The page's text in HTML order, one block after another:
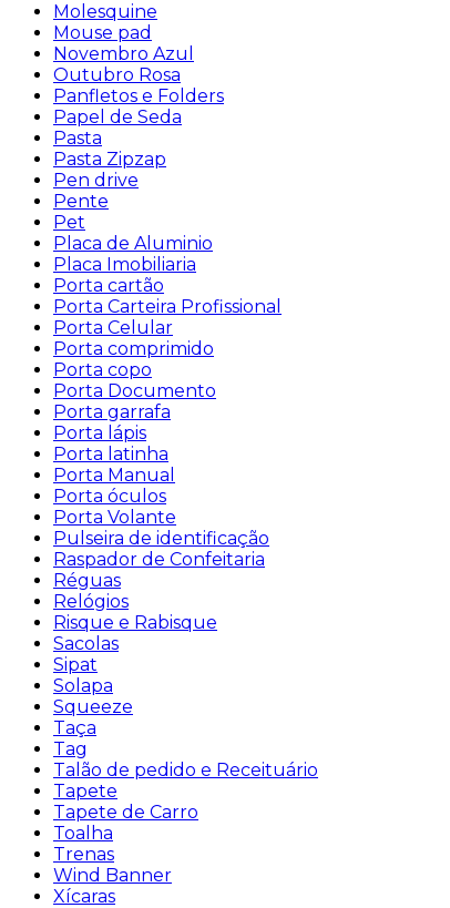
Molesquine
Mouse pad
Novembro Azul
Outubro Rosa
Panfletos e Folders
Papel de Seda
Pasta
Pasta Zipzap
Pen drive
Pente
Pet
Placa de Aluminio
Placa Imobiliaria
Porta cartão
Porta Carteira Profissional
Porta Celular
Porta comprimido
Porta copo
Porta Documento
Porta garrafa
Porta lápis
Porta latinha
Porta Manual
Porta óculos
Porta Volante
Pulseira de identificação
Raspador de Confeitaria
Réguas
Relógios
Risque e Rabisque
Sacolas
Sipat
Solapa
Squeeze
Taça
Tag
Talão de pedido e Receituário
Tapete
Tapete de Carro
Toalha
Trenas
Wind Banner
Xícaras